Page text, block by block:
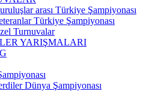
arası Türkiye Şampiyonası
Türkiye Şampiyonası
Turnuvalar
YARIŞMALARI
Dünya Şampiyonası